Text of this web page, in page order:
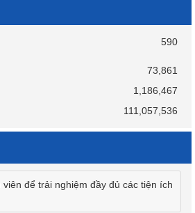
590
73,861
1,186,467
111,057,536
để trải nghiệm đầy đủ các tiện ích